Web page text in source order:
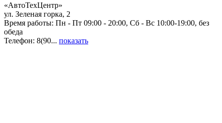
«АвтоТехЦентр»
ул. Зеленая горка, 2
Время работы: Пн - Пт 09:00 - 20:00, Сб - Вс 10:00-19:00, без
обеда
Телефон: 8(90... показать